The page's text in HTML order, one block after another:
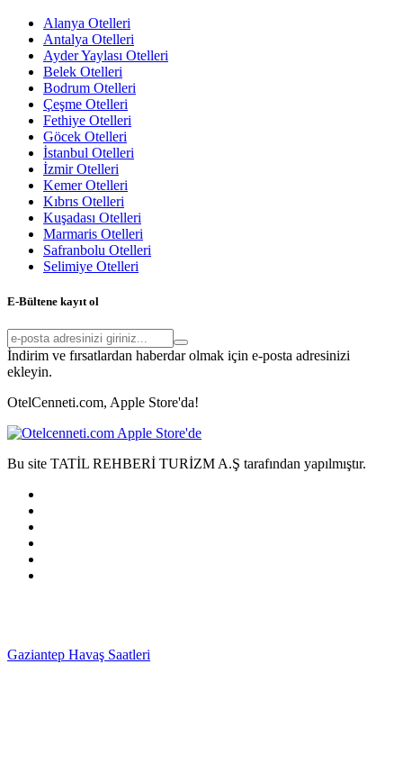
Alanya Otelleri
Antalya Otelleri
Ayder Yaylası Otelleri
Belek Otelleri
Bodrum Otelleri
Çeşme Otelleri
Fethiye Otelleri
Göcek Otelleri
İstanbul Otelleri
İzmir Otelleri
Kemer Otelleri
Kıbrıs Otelleri
Kuşadası Otelleri
Marmaris Otelleri
Safranbolu Otelleri
Selimiye Otelleri
E-Bültene kayıt ol
İndirim ve fırsatlardan haberdar olmak için e-posta adresinizi
ekleyin.
OtelCenneti.com, Apple Store'da!
Bu site TATİL REHBERİ TURİZM A.Ş tarafından yapılmıştır.
Gaziantep Havaş Saatleri